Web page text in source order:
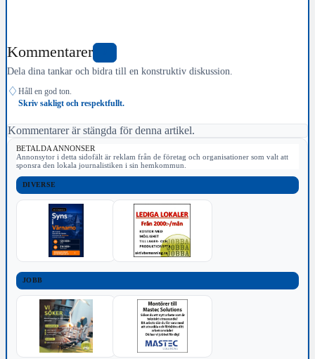
Kommentarer
Dela dina tankar och bidra till en konstruktiv diskussion.
♢ Håll en god ton.
Skriv sakligt och respektfullt.
Kommentarer är stängda för denna artikel.
BETALDA ANNONSER
Annonsytor i detta sidofält är reklam från de företag och organisationer som valt att
sponsra den lokala journalistiken i sin hemkommun.
DIVERSE
JOBB